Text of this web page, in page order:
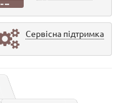
Сервісна підтримка